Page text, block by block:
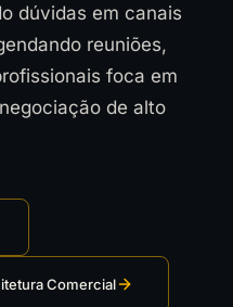
dúvidas em canais
reuniões,
foca em
de alto
Comercial